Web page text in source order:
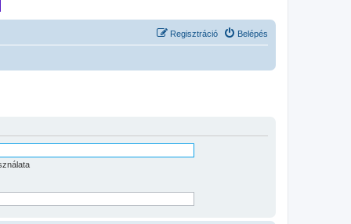
Belépés
Regisztráció